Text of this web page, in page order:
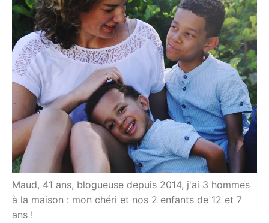
Maud, 41 ans, blogueuse depuis 2014, j'ai 3 hommes
à la maison : mon chéri et nos 2 enfants de 12 et 7
ans !